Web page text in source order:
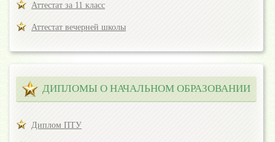
Аттестат за 11 класс
Аттестат вечерней школы
ДИПЛОМЫ О НАЧАЛЬНОМ ОБРАЗОВАНИИ
Диплом ПТУ